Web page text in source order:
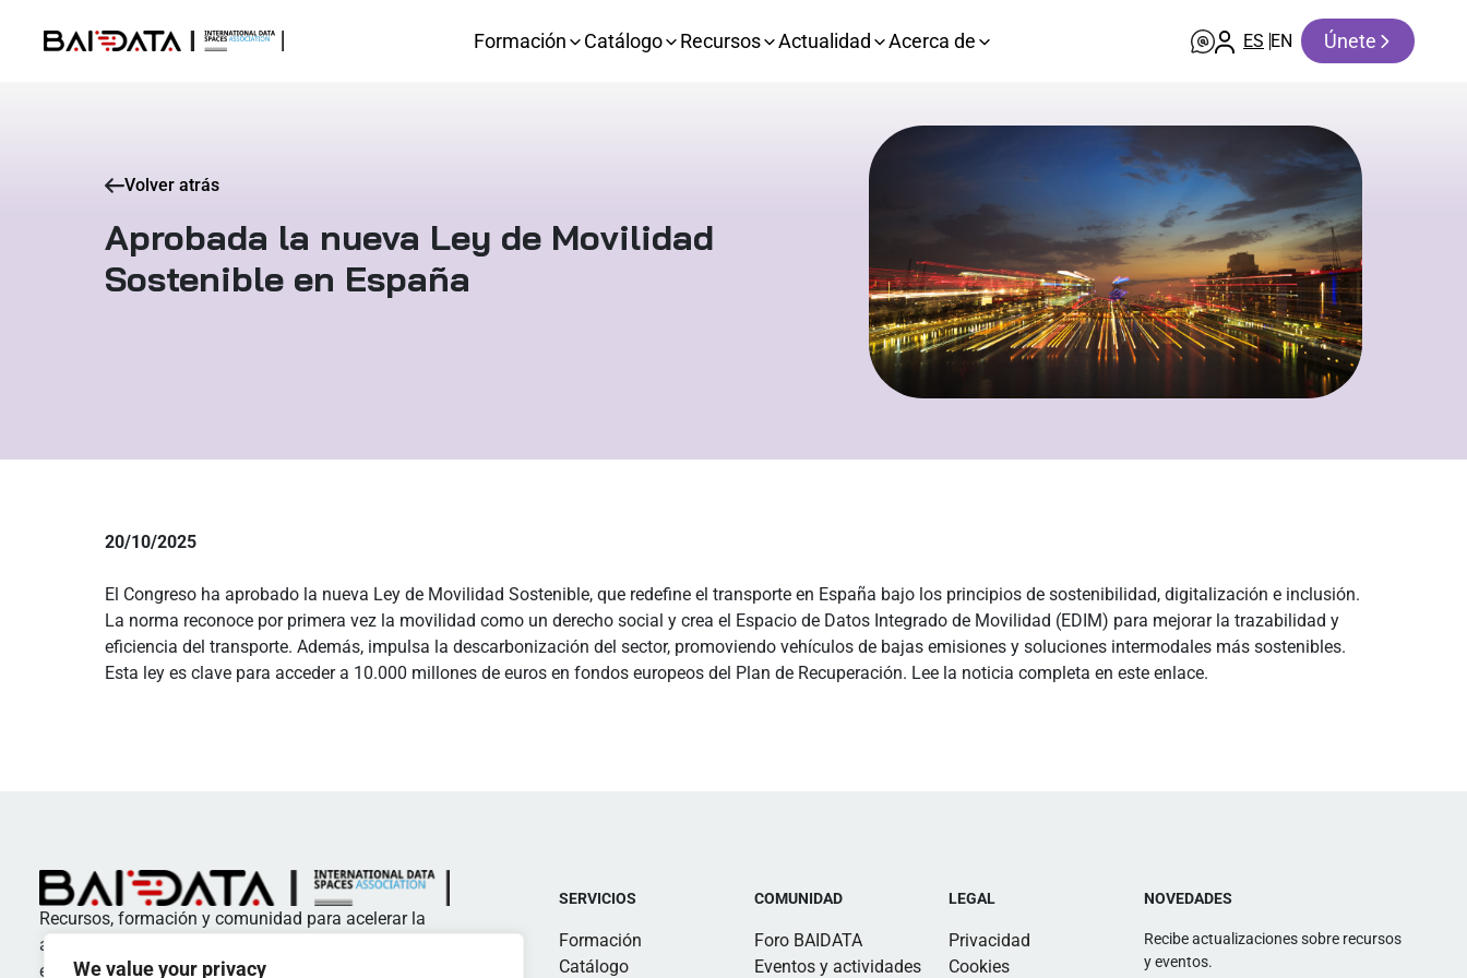
We value your privacy
Formación Catálogo Recursos Actualidad Acerca de ES EN Únete
Volver atrás
Aprobada la nueva Ley de Movilidad
Sostenible en España
20/10/2025
El Congreso ha aprobado la nueva Ley de Movilidad Sostenible, que redefine el transporte en España bajo los principios de sostenibilidad, digitalización e inclusión.
La norma reconoce por primera vez la movilidad como un derecho social y crea el Espacio de Datos Integrado de Movilidad (EDIM) para mejorar la trazabilidad y
eficiencia del transporte. Además, impulsa la descarbonización del sector, promoviendo vehículos de bajas emisiones y soluciones intermodales más sostenibles.
Esta ley es clave para acceder a 10.000 millones de euros en fondos europeos del Plan de Recuperación. Lee la noticia completa en este enlace.
Recursos, formación y comunidad para acelerar la
adopción de estándares y buenas prácticas en
espacios de datos
SERVICIOS
Formación
Catálogo
COMUNIDAD
Foro BAIDATA
Eventos y actividades
LEGAL
Privacidad
Cookies
NOVEDADES
Recibe actualizaciones sobre recursos
y eventos.